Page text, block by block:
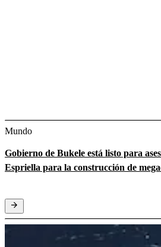
Mundo
Gobierno de Bukele está listo para
Espriella para la construcción de